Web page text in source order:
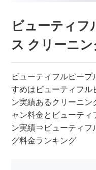
ビューティフ
ス クリーニ
ビューティフルピー
すめはビューティフル
ン実績あるクリーニ
ャン料金とビューテ
ン実績⇒ビューティフ
グ料金ランキング